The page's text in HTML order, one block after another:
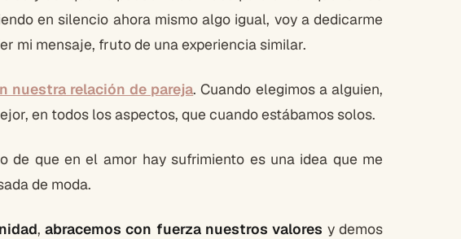
en silencio ahora mismo algo igual, voy a dedicarme
mi mensaje, fruto de una experiencia similar.
nuestra relación de pareja. Cuando elegimos a alguien,
en todos los aspectos, que cuando estábamos solos.
de que en el amor hay sufrimiento es una idea que me
de moda.
,abracemos con fuerza nuestros valores y demos